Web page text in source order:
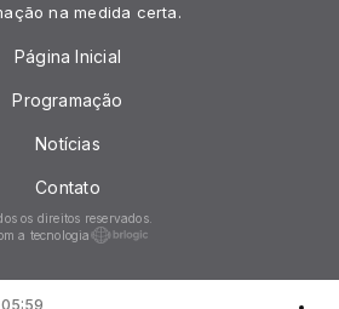
na medida certa.
Página Inicial
Programação
Notícias
Contato
os direitos reservados.
a tecnologia